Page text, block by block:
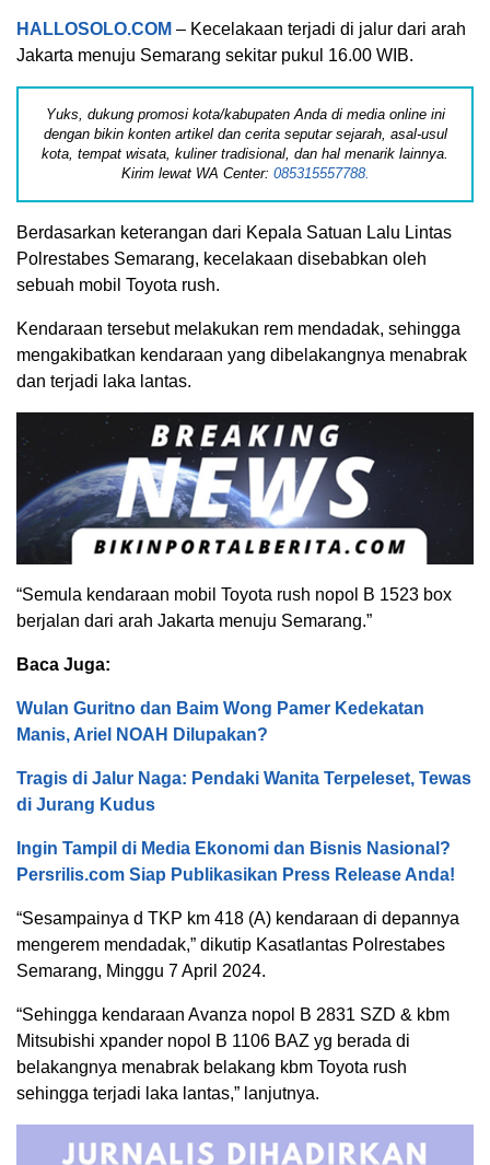
HALLOSOLO.COM – Kecelakaan terjadi di jalur dari arah
Jakarta menuju Semarang sekitar pukul 16.00 WIB.
Yuks, dukung promosi kota/kabupaten Anda di media online ini
dengan bikin konten artikel dan cerita seputar sejarah, asal-usul
kota, tempat wisata, kuliner tradisional, dan hal menarik lainnya.
Kirim lewat WA Center: 085315557788.
Berdasarkan keterangan dari Kepala Satuan Lalu Lintas
Polrestabes Semarang, kecelakaan disebabkan oleh
sebuah mobil Toyota rush.
Kendaraan tersebut melakukan rem mendadak, sehingga
mengakibatkan kendaraan yang dibelakangnya menabrak
dan terjadi laka lantas.
“Semula kendaraan mobil Toyota rush nopol B 1523 box
berjalan dari arah Jakarta menuju Semarang.”
Baca Juga:
Wulan Guritno dan Baim Wong Pamer Kedekatan
Manis, Ariel NOAH Dilupakan?
Tragis di Jalur Naga: Pendaki Wanita Terpeleset, Tewas
di Jurang Kudus
Ingin Tampil di Media Ekonomi dan Bisnis Nasional?
Persrilis.com Siap Publikasikan Press Release Anda!
“Sesampainya d TKP km 418 (A) kendaraan di depannya
mengerem mendadak,” dikutip Kasatlantas Polrestabes
Semarang, Minggu 7 April 2024.
“Sehingga kendaraan Avanza nopol B 2831 SZD & kbm
Mitsubishi xpander nopol B 1106 BAZ yg berada di
belakangnya menabrak belakang kbm Toyota rush
sehingga terjadi laka lantas,” lanjutnya.